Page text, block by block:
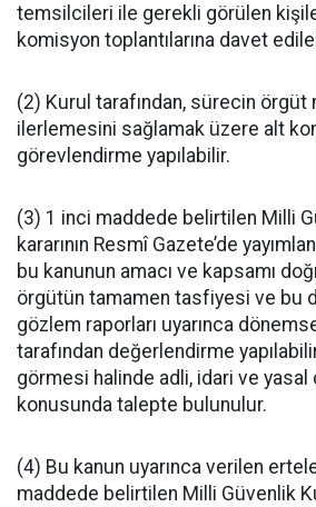
temsilcileri ile gerekli görülen
komisyon toplantılarına davet
(2) Kurul tarafından, sürecin örgüt
ilerlemesini sağlamak üzere alt
görevlendirme yapılabilir.
(3) 1 inci maddede belirtilen Milli
kararının Resmî Gazete’de
bu kanunun amacı ve kapsamı
örgütün tamamen tasfiyesi ve bu
gözlem raporları uyarınca
tarafından değerlendirme
görmesi halinde adli, idari ve
konusunda talepte bulunulur.
(4) Bu kanun uyarınca verilen
maddede belirtilen Milli Güvenlik